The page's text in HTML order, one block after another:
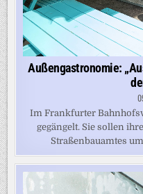
Außengastronomie:
Im Frankfurter
gegängelt. Sie sollen
Straßenbauamtes